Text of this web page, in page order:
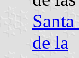
de la